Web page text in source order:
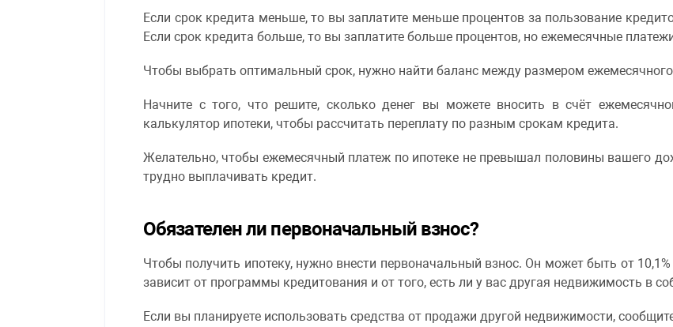
Если срок кредита меньше, то вы заплатите меньше процентов за пользование
Если срок кредита больше, то вы заплатите больше процентов, но ежемесячные
Чтобы выбрать оптимальный срок, нужно найти баланс между размером
Начните с того, что решите, сколько денег вы можете вносить в счёт
калькулятор ипотеки, чтобы рассчитать переплату по разным срокам кредита.
Желательно, чтобы ежемесячный платеж по ипотеке не превышал половины вашего
трудно выплачивать кредит.
Обязателен ли первоначальный взнос?
Чтобы получить ипотеку, нужно внести первоначальный взнос. Он может быть от
зависит от программы кредитования и от того, есть ли у вас другая недвижимость в
Если вы планируете использовать средства от продажи другой недвижимости,